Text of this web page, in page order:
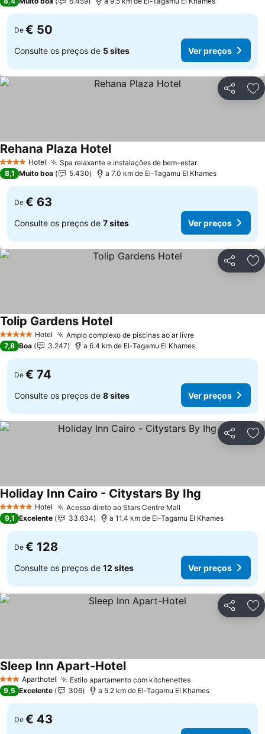
De € 50
Consulte os preços de 5 sites Ver preços
Partilhar
4 EstrelasHotel Spa relaxante e instalações de bem-estar
Rehana Plaza Hotel
8,1 Muito boa 5.430 a 7.0 km de El-Tagamu El Khames
De € 63
Consulte os preços de 7 sites Ver preços
Partilhar
5 Estrelas Hotel Amplo complexo de piscinas ao ar livre
Tolip Gardens Hotel
7,8 Boa 3.247 a 6.4 km de El-Tagamu El Khames
De € 74
Consulte os preços de 8 sites Ver preços
Partilhar
5 Estrelas Hotel Acesso direto ao Stars Centre Mall
Holiday Inn Cairo - Citystars By Ihg
9,1 Excelente 33.634 a 11.4 km de El-Tagamu El Khames
De € 128
Consulte os preços de 12 sites Ver preços
Partilhar
3 EstrelasAparthotel Estilo apartamento com kitchenettes
Sleep Inn Apart-Hotel
9,5 Excelente 306 a 5.2 km de El-Tagamu El Khames
De € 43